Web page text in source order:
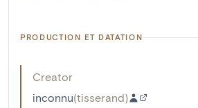
PRODUCTION ET DATATION
Creator
inconnu(tisserand)